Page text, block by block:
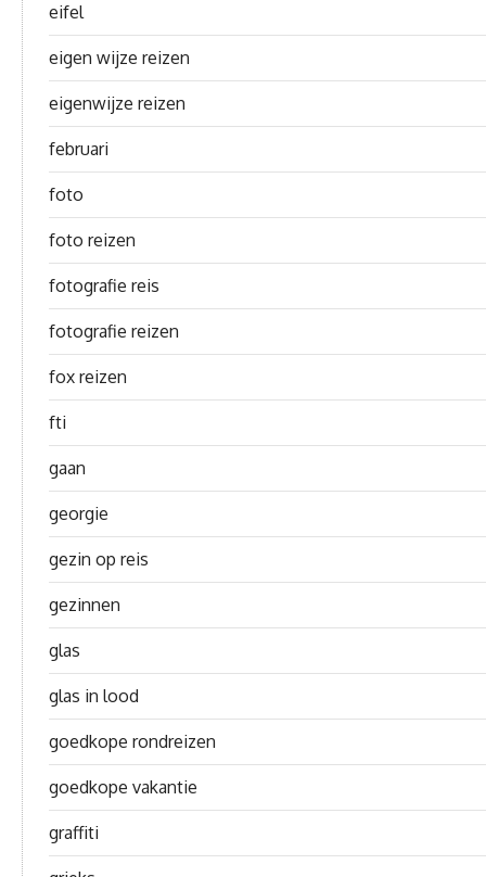
eifel
eigen wijze reizen
eigenwijze reizen
februari
foto
foto reizen
fotografie reis
fotografie reizen
fox reizen
fti
gaan
georgie
gezin op reis
gezinnen
glas
glas in lood
goedkope rondreizen
goedkope vakantie
graffiti